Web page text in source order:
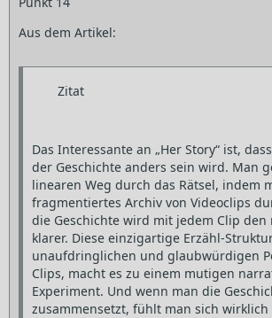
Aus dem Artikel:
Zitat
Das Interessante an „Her Story“ ist,
der Geschichte anders sein wird. Man
linearen Weg durch das Rätsel, indem
fragmentiertes Archiv von Videoclips
die Geschichte wird mit jedem Clip den
klarer. Diese einzigartige Erzähl-
unaufdringlichen und glaubwürdigen
Clips, macht es zu einem mutigen
Experiment. Und wenn man die
zusammensetzt, fühlt man sich wirklich